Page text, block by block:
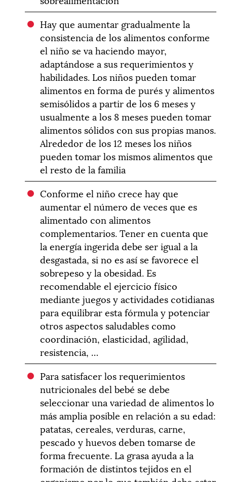
Hay que aumentar gradualmente la
consistencia de los alimentos conforme
el niño se va haciendo mayor,
adaptándose a sus requerimientos y
habilidades. Los niños pueden tomar
alimentos en forma de purés y alimentos
semisólidos a partir de los 6 meses y
usualmente a los 8 meses pueden tomar
alimentos sólidos con sus propias manos.
Alrededor de los 12 meses los niños
pueden tomar los mismos alimentos que
el resto de la familia
Conforme el niño crece hay que
aumentar el número de veces que es
alimentado con alimentos
complementarios. Tener en cuenta que
la energía ingerida debe ser igual a la
desgastada, si no es así se favorece el
sobrepeso y la obesidad. Es
recomendable el ejercicio físico
mediante juegos y actividades cotidianas
para equilibrar esta fórmula y potenciar
otros aspectos saludables como
coordinación, elasticidad, agilidad,
resistencia, …
Para satisfacer los requerimientos
nutricionales del bebé se debe
seleccionar una variedad de alimentos lo
más amplia posible en relación a su edad:
patatas, cereales, verduras, carne,
pescado y huevos deben tomarse de
forma frecuente. La grasa ayuda a la
formación de distintos tejidos en el